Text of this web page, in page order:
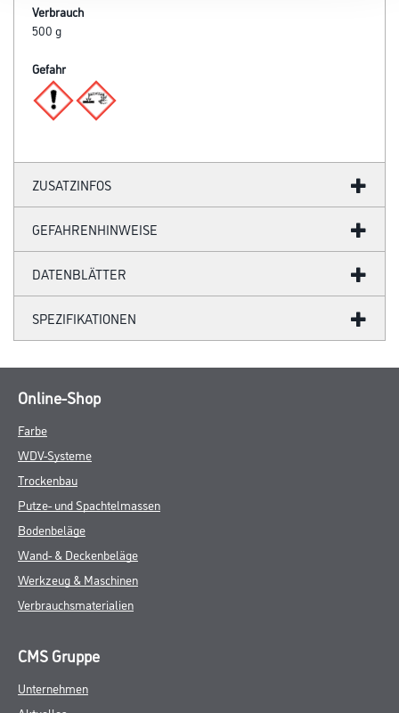
Verbrauch
500 g
Gefahr
ZUSATZINFOS
GEFAHRENHINWEISE
DATENBLÄTTER
SPEZIFIKATIONEN
Online-Shop
Farbe
WDV-Systeme
Trockenbau
Putze- und Spachtelmassen
Bodenbeläge
Wand- & Deckenbeläge
Werkzeug & Maschinen
Verbrauchsmaterialien
CMS Gruppe
Unternehmen